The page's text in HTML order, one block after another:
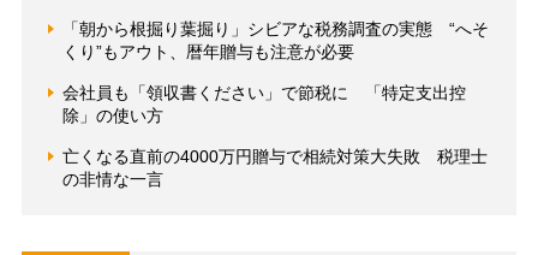
「朝から根掘り葉掘り」シビアな税務調査の実態 “へそ
くり”もアウト、暦年贈与も注意が必要
会社員も「領収書ください」で節税に 「特定支出控
除」の使い方
亡くなる直前の4000万円贈与で相続対策大失敗 税理士
の非情な一言